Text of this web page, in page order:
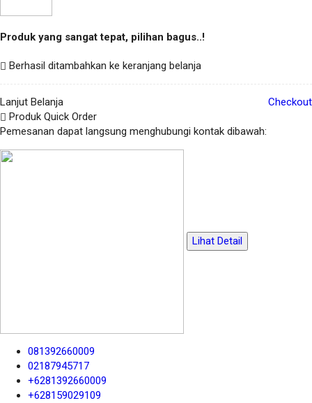
Produk yang sangat tepat, pilihan bagus..!
Berhasil ditambahkan ke keranjang belanja
Lanjut Belanja
Checkout
Produk Quick Order
Pemesanan dapat langsung menghubungi kontak dibawah:
Lihat Detail
081392660009
02187945717
+6281392660009
+628159029109